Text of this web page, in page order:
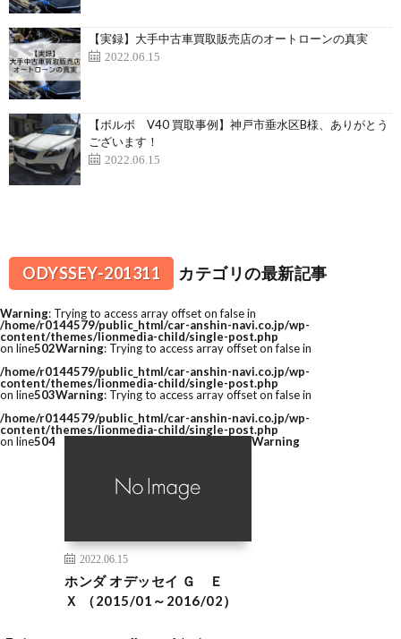
【実録】大手中古車買取販売店のオートローンの真実
2022.06.15
【ボルボ V40 買取事例】神戸市垂水区B様、ありがとう
ございます！
2022.06.15
ODYSSEY-201311 カテゴリの最新記事
Warning: Trying to access array offset on false in
/home/r0144579/public_html/car-anshin-navi.co.jp/wp-
content/themes/lionmedia-child/single-post.php
on line502Warning: Trying to access array offset on false in
/home/r0144579/public_html/car-anshin-navi.co.jp/wp-
content/themes/lionmedia-child/single-post.php
on line503Warning: Trying to access array offset on false in
/home/r0144579/public_html/car-anshin-navi.co.jp/wp-
content/themes/lionmedia-child/single-post.php
on line504
2022.06.15
ホンダ オデッセイ Ｇ Ｅ
Ｘ （2015/01～2016/02）
Warning